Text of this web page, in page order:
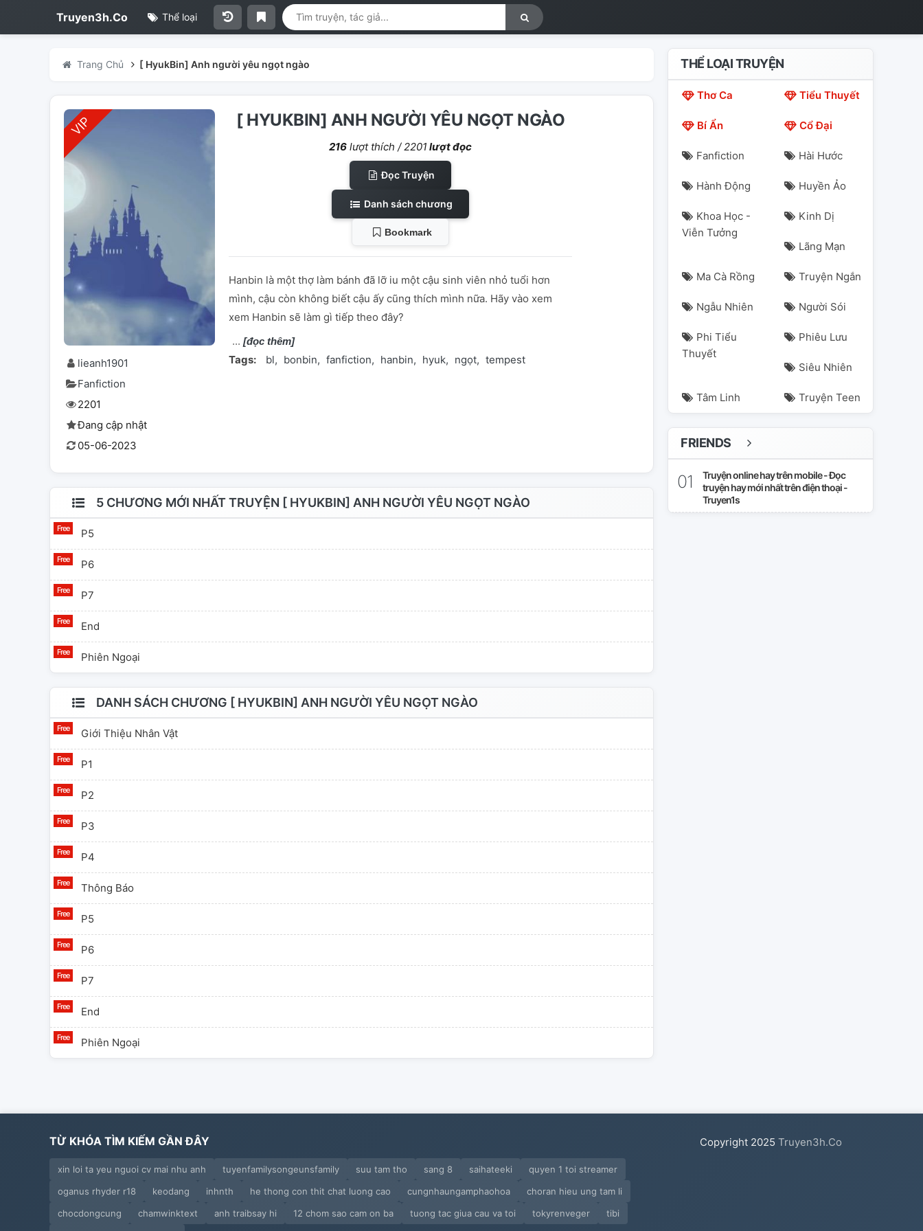
Truyen3h.Co Thể loại
Trang Chủ [ HyukBin] Anh người yêu ngọt ngào
lieanh1901
Fanfiction
2201
Đang cập nhật
05-06-2023
[ HYUKBIN] ANH NGƯỜI YÊU NGỌT NGÀO
216 lượt thích /2201 lượt đọc
Đọc Truyện
Danh sách chương
Bookmark
Hanbin là một thợ làm bánh đã lỡ iu một cậu sinh viên nhỏ tuổi hơn
mình, cậu còn không biết cậu ấy cũng thích mình nữa. Hãy vào xem
xem Hanbin sẽ làm gì tiếp theo đây?
[đọc thêm]
Tags: bl bonbin fanfiction hanbin hyuk ngọt tempest
5 CHƯƠNG MỚI NHẤT TRUYỆN [ HYUKBIN] ANH NGƯỜI YÊU NGỌT NGÀO
P5
P6
P7
End
Phiên Ngoại
DANH SÁCH CHƯƠNG [ HYUKBIN] ANH NGƯỜI YÊU NGỌT NGÀO
Giới Thiệu Nhân Vật
P1
P2
P3
P4
Thông Báo
P5
P6
P7
End
Phiên Ngoại
THỂ LOẠI TRUYỆN
Thơ Ca Tiểu Thuyết
Bí Ẩn Cổ Đại
Fanfiction Hài Hước
Hành Động Huyền Ảo
Khoa Học -
Viễn Tưởng
Kinh Dị
Lãng Mạn
Ma Cà Rồng Truyện Ngắn
Ngẫu Nhiên Người Sói
Phi Tiểu
Thuyết
Phiêu Lưu
Siêu Nhiên
Tâm Linh Truyện Teen
FRIENDS
Truyện online hay trên mobile - Đọc
truyện hay mới nhất trên điện thoại -
Truyen1s
TỪ KHÓA TÌM KIẾM GẦN ĐÂY
xin loi ta yeu nguoi cv mai nhu anh tuyenfamilysongeunsfamily suu tam tho sang 8 saihateeki
quyen 1 toi streamer
oganus rhyder r18
keodang inhnth he thong con thit chat luong cao cungnhaungamphaohoa
choran hieu ung tam li
chocdongcung
chamwinktext anh traibsay hi 12 chom sao cam on ba tuong tac giua cau va toi tokyrenveger
tibi
Copyright 2025 Truyen3h.Co